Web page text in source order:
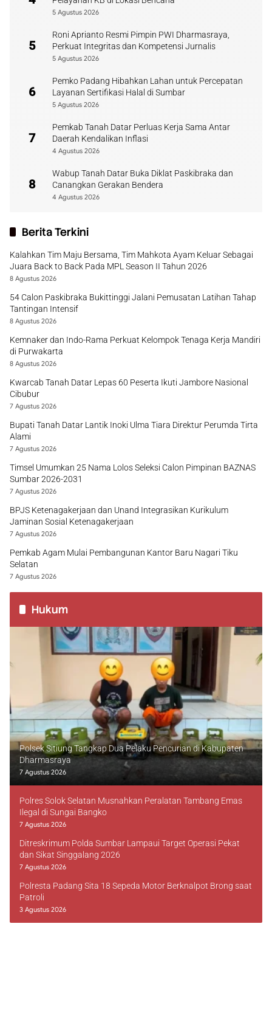
5 Agustus 2026
5
Roni Aprianto Resmi Pimpin PWI Dharmasraya,
Perkuat Integritas dan Kompetensi Jurnalis
5 Agustus 2026
6
Pemko Padang Hibahkan Lahan untuk Percepatan
Layanan Sertifikasi Halal di Sumbar
5 Agustus 2026
7
Pemkab Tanah Datar Perluas Kerja Sama Antar
Daerah Kendalikan Inflasi
4 Agustus 2026
8
Wabup Tanah Datar Buka Diklat Paskibraka dan
Canangkan Gerakan Bendera
4 Agustus 2026
Berita Terkini
Kalahkan Tim Maju Bersama, Tim Mahkota Ayam Keluar Sebagai
Juara Back to Back Pada MPL Season II Tahun 2026
8 Agustus 2026
54 Calon Paskibraka Bukittinggi Jalani Pemusatan Latihan Tahap
Tantingan Intensif
8 Agustus 2026
Kemnaker dan Indo-Rama Perkuat Kelompok Tenaga Kerja Mandiri
di Purwakarta
8 Agustus 2026
Kwarcab Tanah Datar Lepas 60 Peserta Ikuti Jambore Nasional
Cibubur
7 Agustus 2026
Bupati Tanah Datar Lantik Inoki Ulma Tiara Direktur Perumda Tirta
Alami
7 Agustus 2026
Timsel Umumkan 25 Nama Lolos Seleksi Calon Pimpinan BAZNAS
Sumbar 2026-2031
7 Agustus 2026
BPJS Ketenagakerjaan dan Unand Integrasikan Kurikulum
Jaminan Sosial Ketenagakerjaan
7 Agustus 2026
Pemkab Agam Mulai Pembangunan Kantor Baru Nagari Tiku
Selatan
7 Agustus 2026
Hukum
Polsek Sitiung Tangkap Dua Pelaku Pencurian di Kabupaten
Dharmasraya
7 Agustus 2026
Polres Solok Selatan Musnahkan Peralatan Tambang Emas
Ilegal di Sungai Bangko
7 Agustus 2026
Ditreskrimum Polda Sumbar Lampaui Target Operasi Pekat
dan Sikat Singgalang 2026
7 Agustus 2026
Polresta Padang Sita 18 Sepeda Motor Berknalpot Brong saat
Patroli
3 Agustus 2026